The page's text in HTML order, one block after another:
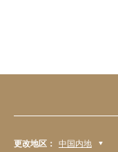
更改地区： 中国内地